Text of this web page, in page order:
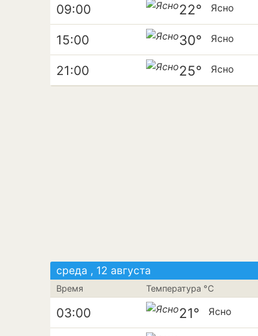
09:00 22° Ясно
15:00 30° Ясно
21:00 25° Ясно
среда , 12 августа
Время Температура °C
03:00 21° Ясно